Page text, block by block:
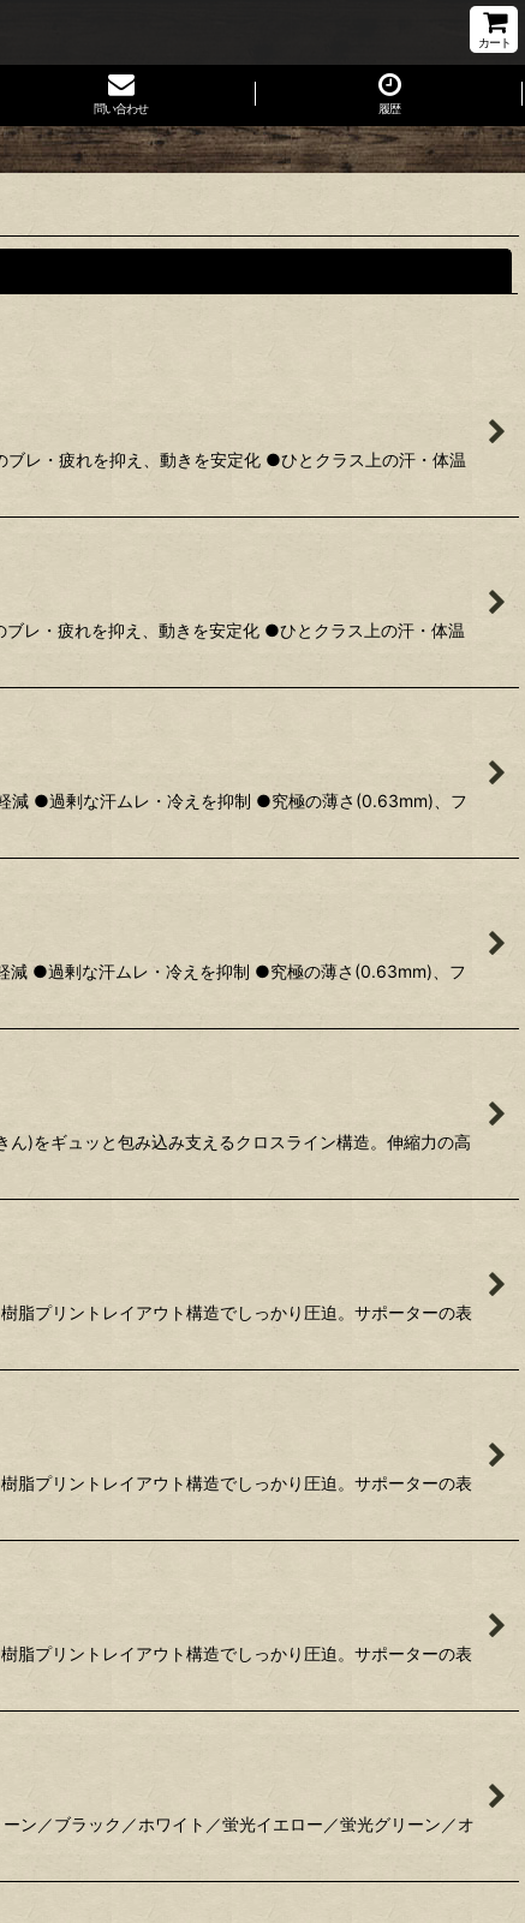
カート
問い合わせ 履歴
レ・疲れを抑え、動きを安定化 ●ひとクラス上の汗・体温
レ・疲れを抑え、動きを安定化 ●ひとクラス上の汗・体温
減 ●過剰な汗ムレ・冷えを抑制 ●究極の薄さ(0.63mm)、フ
減 ●過剰な汗ムレ・冷えを抑制 ●究極の薄さ(0.63mm)、フ
)をギュッと包み込み支えるクロスライン構造。伸縮力の高
脂プリントレイアウト構造でしっかり圧迫。サポーターの表
脂プリントレイアウト構造でしっかり圧迫。サポーターの表
脂プリントレイアウト構造でしっかり圧迫。サポーターの表
ン／ブラック／ホワイト／蛍光イエロー／蛍光グリーン／オ